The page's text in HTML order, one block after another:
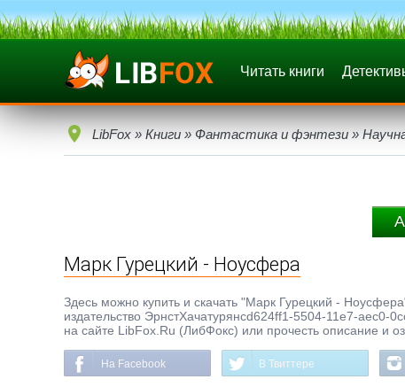
Читать книги
LibFox » Книги » Фантастика и фэнтези »
Марк Гурецкий - Ноусфера
Здесь можно купить и скачать "Марк Гурецкий -
издательство ЭрнстХачатурянcd624ff1-5504-11e7-aec0-
на сайте LibFox.Ru (ЛибФокс) или прочесть описание и
На Facebook В Твиттере